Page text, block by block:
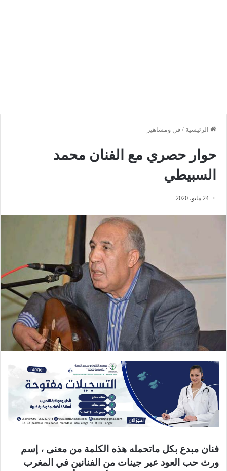
الرئيسية / فن ومشاهير
حوار حصري مع الفنان محمد
السبيطي
24 مايو، 2020
فنان مبدع بكل ماتحمله هذه الكلمة من معنى ، إسم
ورث حب العود عبر جينات من الفنانين في المغرب